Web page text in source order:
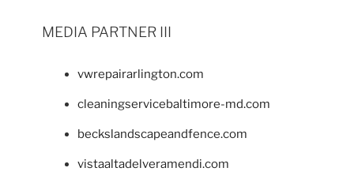
MEDIA PARTNER III
vwrepairarlington.com
cleaningservicebaltimore-md.com
beckslandscapeandfence.com
vistaaltadelveramendi.com